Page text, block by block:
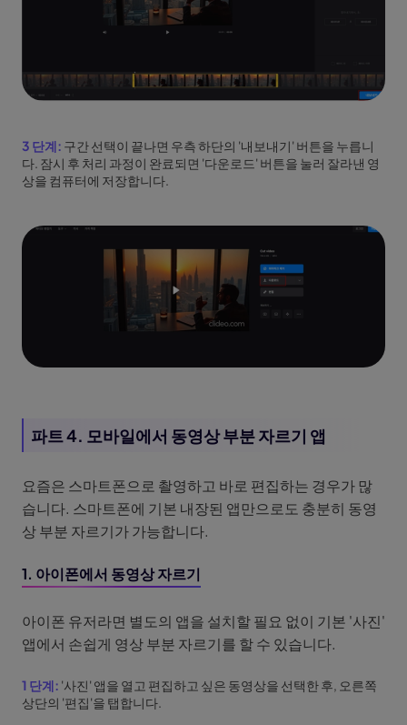
3 단계: 구간 선택이 끝나면 우측 하단의 '내보내기' 버튼을 누릅니
다. 잠시 후 처리 과정이 완료되면 '다운로드' 버튼을 눌러 잘라낸 영
상을 컴퓨터에 저장합니다.
파트 4. 모바일에서 동영상 부분 자르기 앱
요즘은 스마트폰으로 촬영하고 바로 편집하는 경우가 많
습니다. 스마트폰에 기본 내장된 앱만으로도 충분히 동영
상 부분 자르기가 가능합니다.
1. 아이폰에서 동영상 자르기
아이폰 유저라면 별도의 앱을 설치할 필요 없이 기본 '사진'
앱에서 손쉽게 영상 부분 자르기를 할 수 있습니다.
1 단계: '사진' 앱을 열고 편집하고 싶은 동영상을 선택한 후, 오른쪽
상단의 '편집'을 탭합니다.